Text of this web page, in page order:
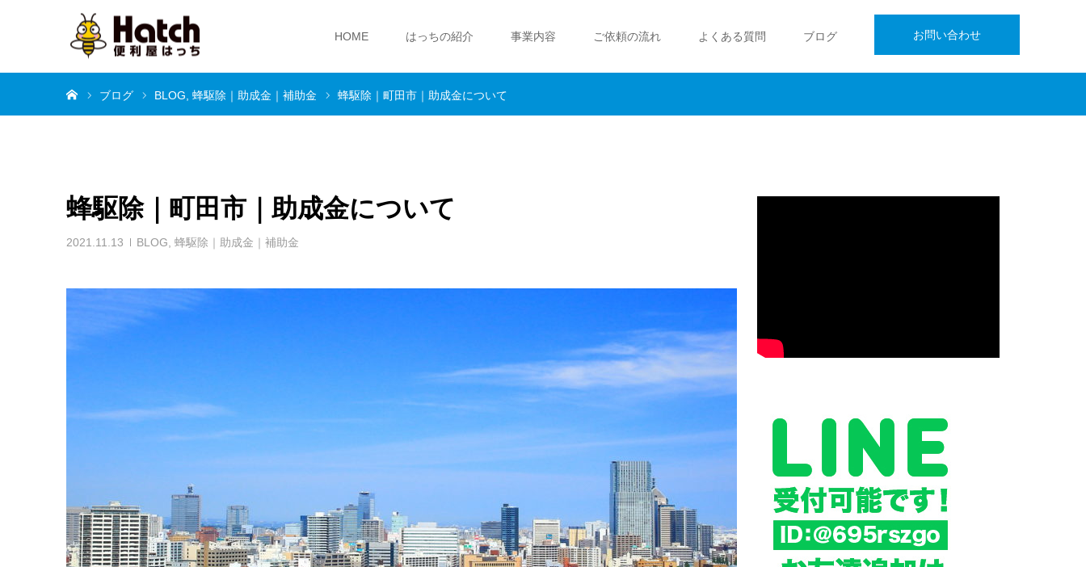
お問い合わせ
HOME はっちの紹介 事業内容 ご依頼の流れ よくある質問 ブログ
ブログ BLOG 蜂駆除｜助成金｜補助金 蜂駆除｜町田市｜助成金について
蜂駆除｜町田市｜助成金について
2021.11.13 BLOG 蜂駆除｜助成金｜補助金